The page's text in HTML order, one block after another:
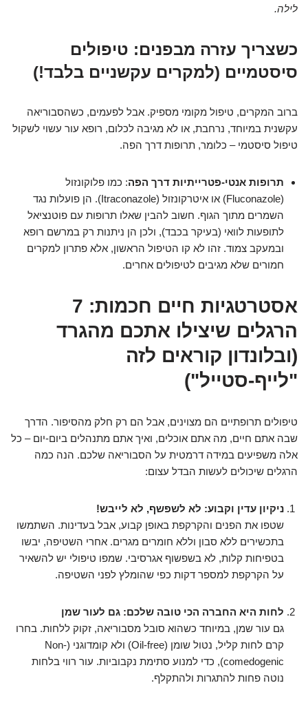
לילה.
כשצריך עזרה מבפנים: טיפולים
סיסטמיים (למקרים עקשניים בלבד!)
ברוב המקרים, טיפול מקומי מספיק. אבל לפעמים, כשהסבוריאה
עקשנית במיוחד, נרחבת, או לא מגיבה לכלום, רופא עור עשוי לשקול
טיפול סיסטמי – כלומר, תרופות דרך הפה.
תרופות אנטי-פטרייתיות דרך הפה: כמו פלוקונזול
(Fluconazole) או איטרקונזול (Itraconazole). הן פועלות נגד
השמרים מתוך הגוף. חשוב להבין שאלו תרופות עם פוטנציאל
לתופעות לוואי (בעיקר בכבד), ולכן הן ניתנות רק במרשם רופא
ובמעקב צמוד. זהו לא קו הטיפול הראשון, אלא פתרון למקרים
חמורים שלא מגיבים לטיפולים אחרים.
אסטרטגיות חיים חכמות: 7
הרגלים שיצילו אתכם מהגרד
(ובלונדון קוראים לזה
"לייף-סטייל")
טיפולים תרופתיים הם מצוינים, אבל הם רק חלק מהסיפור. הדרך
שבה אתם חיים, מה אתם אוכלים, ואיך אתם מתנהלים ביום-יום – כל
אלה משפיעים במידה דרמטית על הסבוריאה שלכם. הנה כמה
הרגלים שיכולים לעשות הבדל עצום:
ניקיון עדין וקבוע: לא לשפשף, לא לייבש!
שטפו את הפנים והקרקפת באופן קבוע, אבל בעדינות. השתמשו
בתכשירים ללא סבון וללא חומרים מגרים. אחרי השטיפה, יבשו
בטפיחות קלות, לא בשפשוף אגרסיבי. שמפו טיפולי יש להשאיר
על הקרקפת למספר דקות כפי שהומלץ לפני השטיפה.
לחות היא החברה הכי טובה שלכם: גם לעור שמן
גם עור שמן, במיוחד כשהוא סובל מסבוריאה, זקוק ללחות. בחרו
קרם לחות קליל, נטול שומן (Oil-free) ולא קומדוגני (Non-
comedogenic), כדי למנוע סתימת נקבוביות. עור רווי בלחות
נוטה פחות להתגרות ולהתקלף.